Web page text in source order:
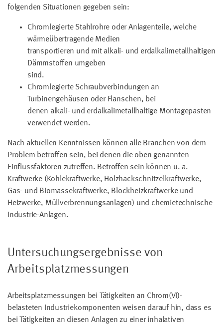
folgenden Situationen gegeben sein:
Chromlegierte Stahlrohre oder Anlagenteile, welche
wärmeübertragende Medien
transportieren und mit alkali- und erdalkalimetallhaltigen
Dämmstoffen umgeben
sind.
Chromlegierte Schraubverbindungen an
Turbinengehäusen oder Flanschen, bei
denen alkali- und erdalkalimetallhaltige Montagepasten
verwendet werden.
Nach aktuellen Kenntnissen können alle Branchen von dem
Problem betroffen sein, bei denen die oben genannten
Einflussfaktoren zutreffen. Betroffen sein können u. a.
Kraftwerke (Kohlekraftwerke, Holzhackschnitzelkraftwerke,
Gas- und Biomassekraftwerke, Blockheizkraftwerke und
Heizwerke, Müllverbrennungsanlagen) und chemietechnische
Industrie-Anlagen.
Untersuchungsergebnisse von
Arbeitsplatzmessungen
Arbeitsplatzmessungen bei Tätigkeiten an Chrom(VI)-
belasteten Industriekomponenten weisen darauf hin, dass es
bei Tätigkeiten an diesen Anlagen zu einer inhalativen